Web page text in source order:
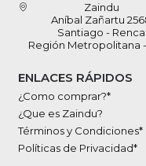
Zaindu
Aníbal Zañartu
Santiago - Renca
Región Metropolitana
ENLACES RÁPIDOS
¿Como comprar?*
¿Que es Zaindu?
Términos y Condiciones*
Políticas de Privacidad*